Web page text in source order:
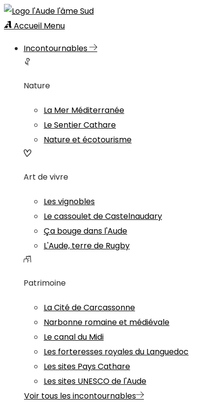
Accueil Menu
Incontournables
Nature
La Mer Méditerranée
Le Sentier Cathare
Nature et écotourisme
Art de vivre
Les vignobles
Le cassoulet de Castelnaudary
Ça bouge dans l'Aude
L'Aude, terre de Rugby
Patrimoine
La Cité de Carcassonne
Narbonne romaine et médiévale
Le canal du Midi
Les forteresses royales du Languedoc
Les sites Pays Cathare
Les sites UNESCO de l'Aude
Voir tous les incontournables